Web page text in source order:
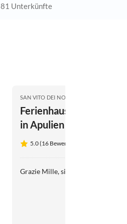
81 Unterkünfte
SAN VITO DEI NORMANNI
Ferienhaus Typische
in Apulien
5.0 (16 Bewertungen)
Grazie Mille, siete stati